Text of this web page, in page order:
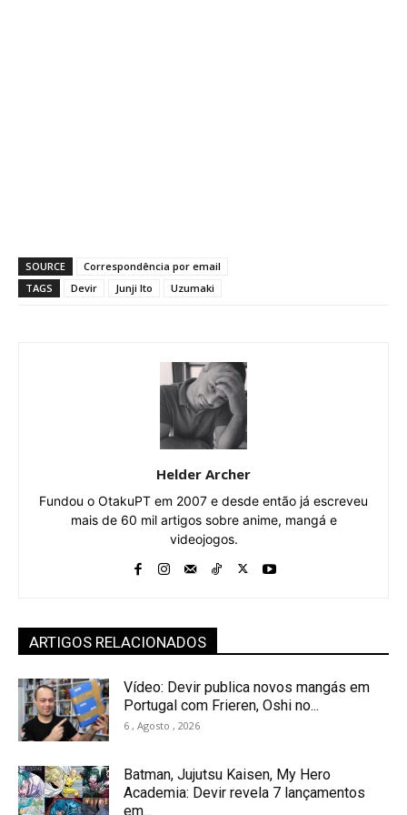
SOURCE
Correspondência por email
TAGS
Devir Junji Ito Uzumaki
Helder Archer
Fundou o OtakuPT em 2007 e desde então já escreveu
mais de 60 mil artigos sobre anime, mangá e
videojogos.
ARTIGOS RELACIONADOS
Vídeo: Devir publica novos mangás em
Portugal com Frieren, Oshi no...
6 , Agosto , 2026
Batman, Jujutsu Kaisen, My Hero
Academia: Devir revela 7 lançamentos
em...